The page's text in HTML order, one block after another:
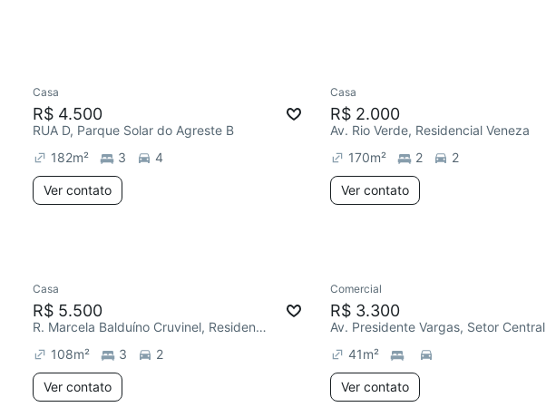
Casa
R$ 4.500
RUA D, Parque Solar do Agreste B
182m² 3 4
Ver contato
Casa
R$ 2.000
Av. Rio Verde, Residencial Veneza
170m² 2 2
Ver contato
Casa
R$ 5.500
R. Marcela Balduíno Cruvinel, Residencial Interlagos
108m² 3 2
Ver contato
Comercial
R$ 3.300
Av. Presidente Vargas, Setor Central
41m²
Ver contato